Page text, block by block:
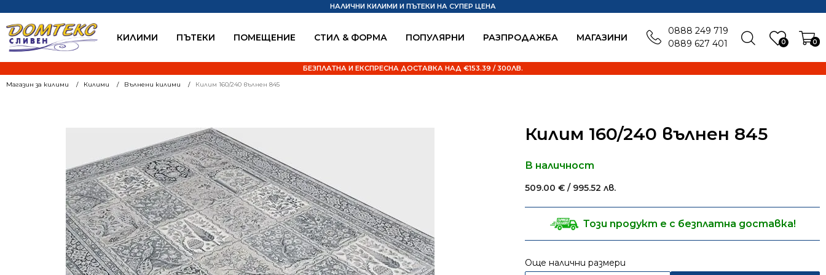
КИЛИМИ ПЪТЕКИ ПОМЕЩЕНИЕ СТИЛ & ФОРМА ПОПУЛЯРНИ РАЗПРОДАЖБА MАГАЗИНИ 0 0
НАЛИЧНИ КИЛИМИ И ПЪТЕКИ НА СУПЕР ЦЕНА
БЕЗПЛАТНА И ЕКСПРЕСНА ДОСТАВКА НАД €153.39 / 300ЛВ.
0888 249 719
0889 627 401
Магазин за килими Килими Вълнени килими Килим 160/240 вълнен 845
Килим 160/240 вълнен 845
В наличност
509.00€ / 995.52 лв.
Този продукт е с безплатна доставка!
Още налични размери